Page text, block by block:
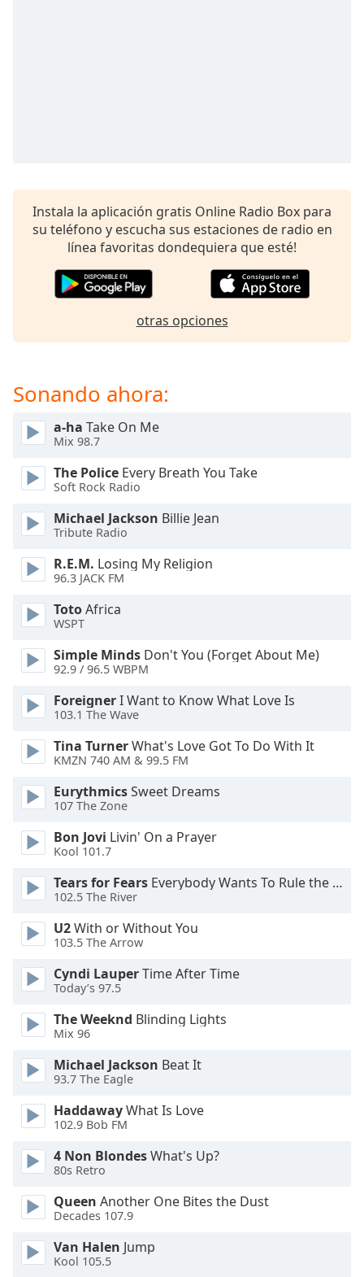
descriptions
selected
settings,
subtitles
settings
dialog
subtitles
selected
Track
in-
Picture
This
modal
Beginning
dialog
Escape
close
window.
Color
Background
Color
Opacity
Caption
Area
Background
Instala la aplicación gratis Online Radio Box para
su teléfono y escucha sus estaciones de radio en
línea favoritas dondequiera que esté!
otras opciones
Sonando ahora:
a-ha Take On Me
Mix 98.7
The Police Every Breath You Take
Soft Rock Radio
Michael Jackson Billie Jean
Tribute Radio
R.E.M. Losing My Religion
96.3 JACK FM
TotoAfrica
WSPT
Simple Minds Don't You (Forget About Me)
92.9 / 96.5 WBPM
ForeignerI Want to Know What Love Is
103.1 The Wave
Tina TurnerWhat's Love Got To Do With It
KMZN 740 AM & 99.5 FM
EurythmicsSweet Dreams
107 The Zone
Bon Jovi Livin' On a Prayer
Kool 101.7
Tears for Fears Everybody Wants To Rule the World
102.5 The River
U2With or Without You
103.5 The Arrow
Cyndi LauperTime After Time
Today’s 97.5
The Weeknd Blinding Lights
Mix 96
Michael Jackson Beat It
93.7 The Eagle
HaddawayWhat Is Love
102.9 Bob FM
4 Non BlondesWhat's Up?
80s Retro
Queen Another One Bites the Dust
Decades 107.9
Van Halen Jump
Kool 105.5